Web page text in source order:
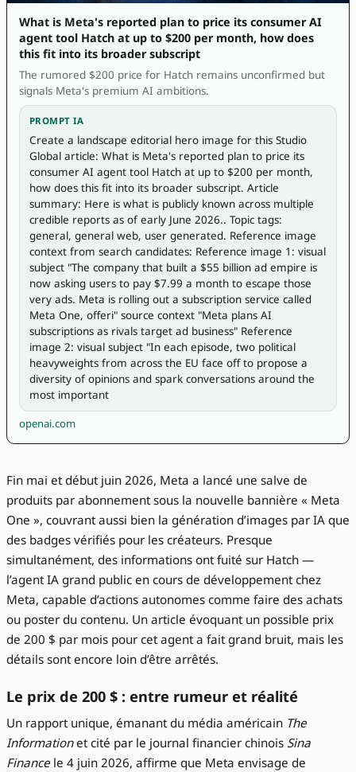
What is Meta's reported plan to price its consumer AI
agent tool Hatch at up to $200 per month, how does
this fit into its broader subscript
The rumored $200 price for Hatch remains unconfirmed but
signals Meta's premium AI ambitions.
PROMPT IA
Create a landscape editorial hero image for this Studio
Global article: What is Meta's reported plan to price its
consumer AI agent tool Hatch at up to $200 per month,
how does this fit into its broader subscript. Article
summary: Here is what is publicly known across multiple
credible reports as of early June 2026.. Topic tags:
general, general web, user generated. Reference image
context from search candidates: Reference image 1: visual
subject "The company that built a $55 billion ad empire is
now asking users to pay $7.99 a month to escape those
very ads. Meta is rolling out a subscription service called
Meta One, offeri" source context "Meta plans AI
subscriptions as rivals target ad business" Reference
image 2: visual subject "In each episode, two political
heavyweights from across the EU face off to propose a
diversity of opinions and spark conversations around the
most important
openai.com
Fin mai et début juin 2026, Meta a lancé une salve de
produits par abonnement sous la nouvelle bannière « Meta
One », couvrant aussi bien la génération d’images par IA que
des badges vérifiés pour les créateurs. Presque
simultanément, des informations ont fuité sur Hatch —
l’agent IA grand public en cours de développement chez
Meta, capable d’actions autonomes comme faire des achats
ou poster du contenu. Un article évoquant un possible prix
de 200 $ par mois pour cet agent a fait grand bruit, mais les
détails sont encore loin d’être arrêtés.
Le prix de 200 $ : entre rumeur et réalité
Un rapport unique, émanant du média américain The
Informationet cité par le journal financier chinois Sina
Finance le 4 juin 2026, affirme que Meta envisage de